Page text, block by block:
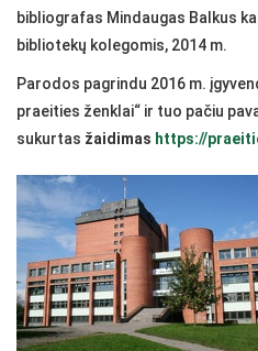
bibliografas Mindaugas Balkus
bibliotekų kolegomis, 2014 m.
Parodos pagrindu 2016 m.
praeities ženklai“ ir tuo pačiu
sukurtas žaidimas https://